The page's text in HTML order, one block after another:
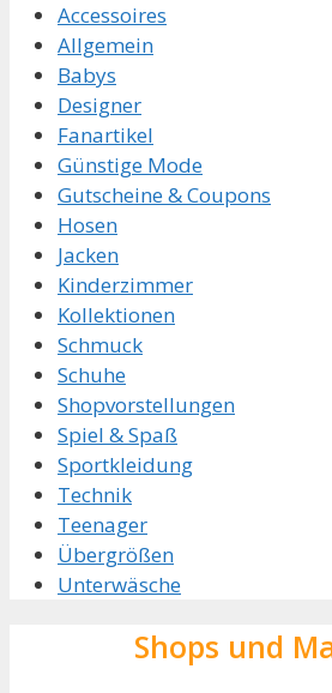
Accessoires
Allgemein
Babys
Designer
Fanartikel
Günstige Mode
Gutscheine & Coupons
Hosen
Jacken
Kinderzimmer
Kollektionen
Schmuck
Schuhe
Shopvorstellungen
Spiel & Spaß
Sportkleidung
Technik
Teenager
Übergrößen
Unterwäsche
Shops und